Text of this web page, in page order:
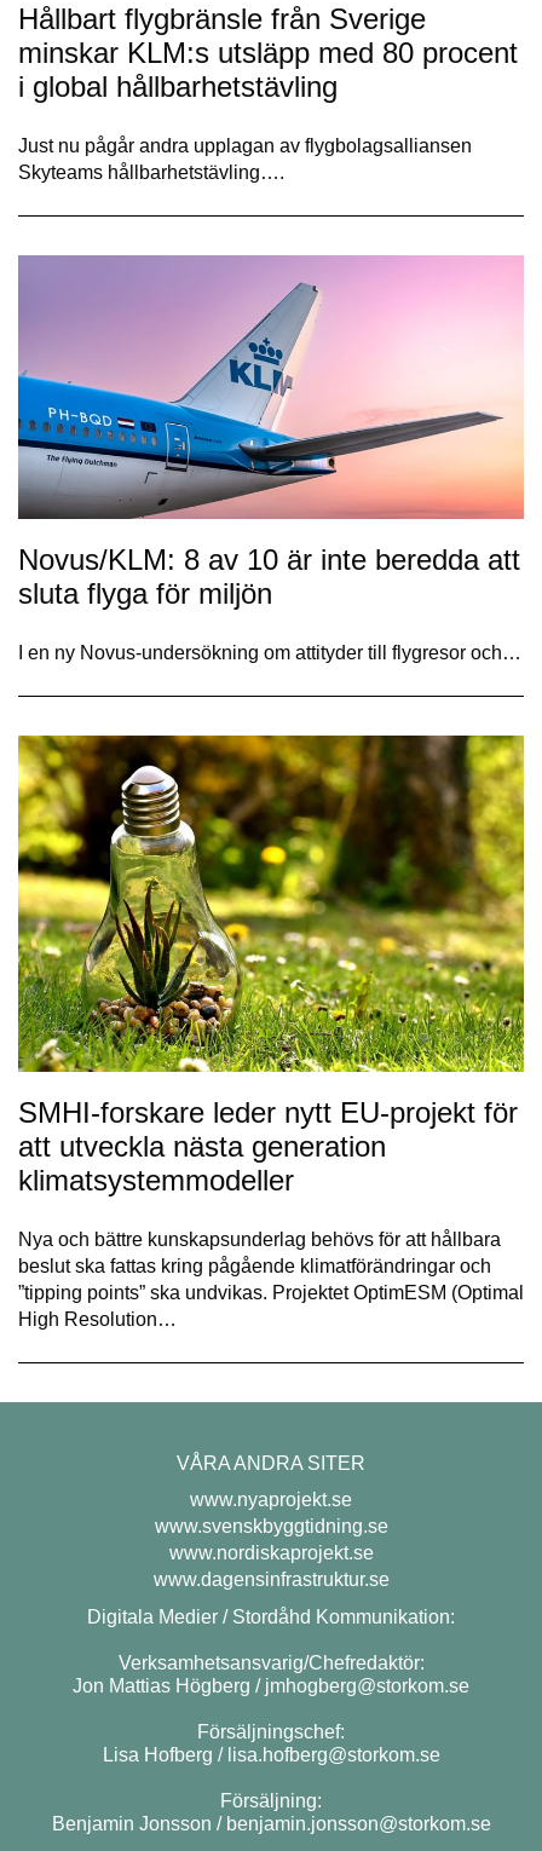
Hållbart flygbränsle från Sverige
minskar KLM:s utsläpp med 80 procent
i global hållbarhetstävling
Just nu pågår andra upplagan av flygbolagsalliansen
Skyteams hållbarhetstävling….
Novus/KLM: 8 av 10 är inte beredda att
sluta flyga för miljön
I en ny Novus-undersökning om attityder till flygresor och…
SMHI-forskare leder nytt EU-projekt för
att utveckla nästa generation
klimatsystemmodeller
Nya och bättre kunskapsunderlag behövs för att hållbara
beslut ska fattas kring pågående klimatförändringar och
”tipping points” ska undvikas. Projektet OptimESM (Optimal
High Resolution…
VÅRA ANDRA SITER
www.nyaprojekt.se
www.svenskbyggtidning.se
www.nordiskaprojekt.se
www.dagensinfrastruktur.se
Digitala Medier / Stordåhd Kommunikation:
Verksamhetsansvarig/Chefredaktör:
Jon Mattias Högberg / jmhogberg@storkom.se
Försäljningschef:
Lisa Hofberg / lisa.hofberg@storkom.se
Försäljning:
Benjamin Jonsson / benjamin.jonsson@storkom.se